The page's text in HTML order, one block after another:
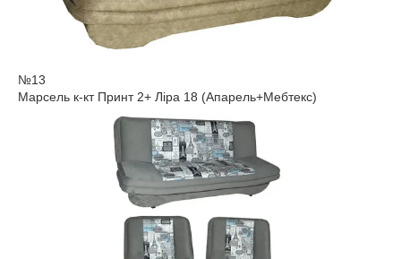
№13
Марсель к-кт Принт 2+ Ліра 18 (Апарель+Мебтекс)